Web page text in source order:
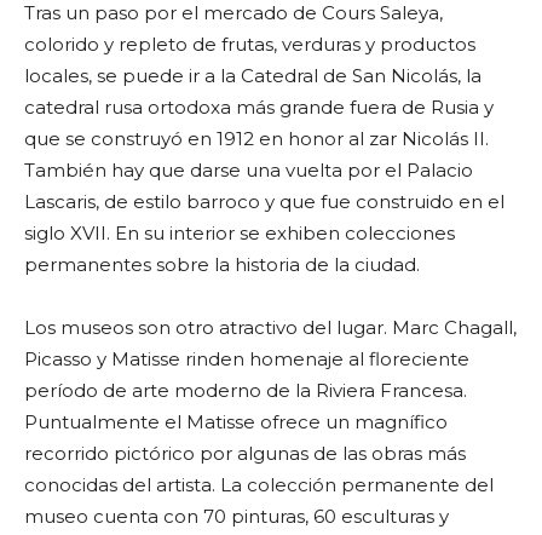
Tras un paso por el mercado de Cours Saleya,
colorido y repleto de frutas, verduras y productos
locales, se puede ir a la Catedral de San Nicolás, la
catedral rusa ortodoxa más grande fuera de Rusia y
que se construyó en 1912 en honor al zar Nicolás II.
También hay que darse una vuelta por el Palacio
Lascaris, de estilo barroco y que fue construido en el
siglo XVII. En su interior se exhiben colecciones
permanentes sobre la historia de la ciudad.
Los museos son otro atractivo del lugar. Marc Chagall,
Picasso y Matisse rinden homenaje al floreciente
período de arte moderno de la Riviera Francesa.
Puntualmente el Matisse ofrece un magnífico
recorrido pictórico por algunas de las obras más
conocidas del artista. La colección permanente del
museo cuenta con 70 pinturas, 60 esculturas y